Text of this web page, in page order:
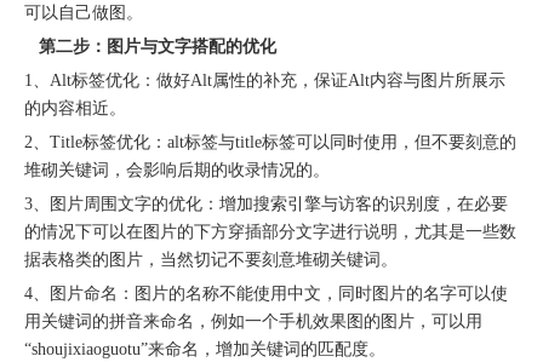
可以自己做图。
第二步：图片与文字搭配的优化
1、Alt标签优化：做好Alt属性的补充，保证Alt内容与图片所展示
的内容相近。
2、Title标签优化：alt标签与title标签可以同时使用，但不要刻意的
堆砌关键词，会影响后期的收录情况的。
3、图片周围文字的优化：增加搜索引擎与访客的识别度，在必要
的情况下可以在图片的下方穿插部分文字进行说明，尤其是一些数
据表格类的图片，当然切记不要刻意堆砌关键词。
4、图片命名：图片的名称不能使用中文，同时图片的名字可以使
用关键词的拼音来命名，例如一个手机效果图的图片，可以用
“shoujixiaoguotu”来命名，增加关键词的匹配度。